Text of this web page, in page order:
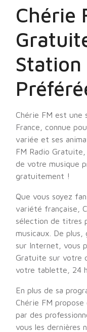
Chérie
Station
Chérie FM est une
France, connue
variée et ses
FM Radio
de votre musique
gratuitement !
Que vous soyez
variété française,
sélection de titres
musicaux. De
sur Internet, vous
Gratuite sur votre
votre tablette, 24
En plus de sa
Chérie FM
par des
vous les dernières